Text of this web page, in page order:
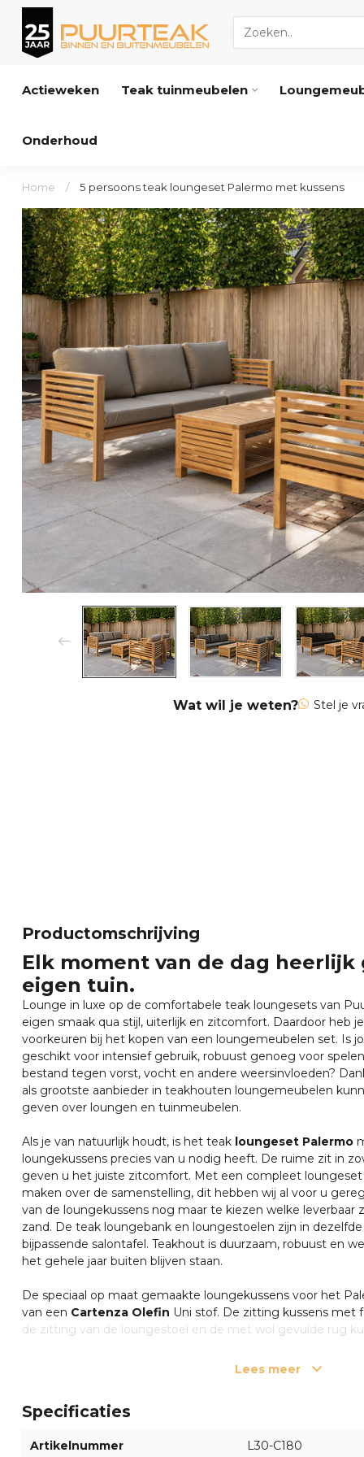
Actieweken Teak tuinmeubelen
Onderhoud
Home / 5 persoons teak loungeset Palermo met kussens
Wat wil je weten? Stel je
Productomschrijving
Elk moment van de dag
eigen tuin.
Lounge in luxe op de comfortabele teak loungesets van
eigen smaak qua stijl, uiterlijk en zitcomfort. Daardoor heb
voorkeuren bij het kopen van een loungemeubelen set. Is
geschikt voor intensief gebruik, robuust genoeg voor
bestand tegen vorst, vocht en andere weersinvloeden?
als grootste aanbieder in teakhouten loungemeubelen
geven over loungen en tuinmeubelen.
Als je van natuurlijk houdt, is het teak loungeset Palermo
loungekussens precies van u nodig heeft. De ruime zit in
geven u het juiste zitcomfort. Met een compleet
maken over de samenstelling, dit hebben wij al voor u
van de loungekussens nog maar te kiezen welke leverbaar
zand. De teak loungebank en loungestoelen zijn in
bijpassende salontafel. Teakhout is duurzaam, robuust en
het gehele jaar buiten blijven staan.
De speciaal op maat gemaakte loungekussens voor het
van een Cartenza Olefin Uni stof. De zitting kussens met
de zitting van de loungestoel en de met wol gevulde rug
Elk moment van de dag heerlijk genieten in uw eigen tuin.
met kussens waar je op kunt liggen of zitten. Loungen is
Ook voor onze teak loungemeubelen wordt gebruikt
Lees meer
Specificaties
Artikelnummer L30-C180